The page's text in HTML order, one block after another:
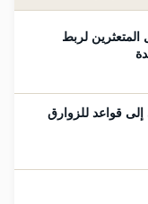
لربط
إلى قواعد للزوارق